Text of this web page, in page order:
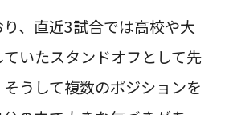
、直近3試合では高校や大
いたスタンドオフとして先
うして複数のポジションを